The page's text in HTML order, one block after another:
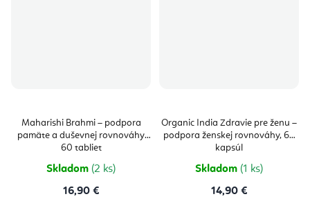
Maharishi Brahmi – podpora
pamäte a duševnej rovnováhy
60 tabliet
Skladom (2 ks)
16,90 €
Organic India Zdravie pre ženu –
podpora ženskej rovnováhy, 60
kapsúl
Skladom (1 ks)
14,90 €